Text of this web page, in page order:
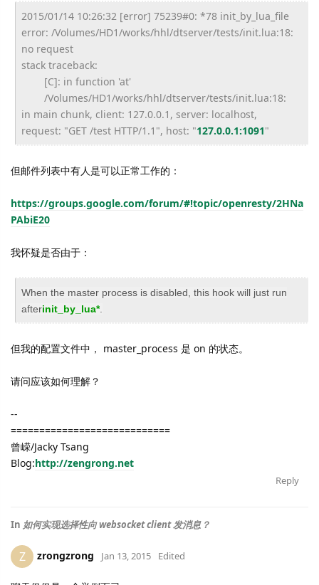
2015/01/14 10:26:32 [error] 75239#0: *78 init_by_lua_file
error: /Volumes/HD1/works/hhl/dtserver/tests/init.lua:18:
no request
stack traceback:
[C]: in function 'at'
/Volumes/HD1/works/hhl/dtserver/tests/init.lua:18:
in main chunk, client: 127.0.0.1, server: localhost,
request: "GET /test HTTP/1.1", host: "127.0.0.1:1091"
但邮件列表中有人是可以正常工作的：
https://groups.google.com/forum/#!topic/openresty/2HNa
PAbiE20
我怀疑是否由于：
When the master process is disabled, this hook will just run
afterinit_by_lua*.
但我的配置文件中， master_process 是 on 的状态。
请问应该如何理解？
--
============================
曾嵘/Jacky Tsang
Blog:http://zengrong.net
Reply
In 如何实现选择性向 websocket client 发消息？
Z zrongzrong Jan 13, 2015 Edited